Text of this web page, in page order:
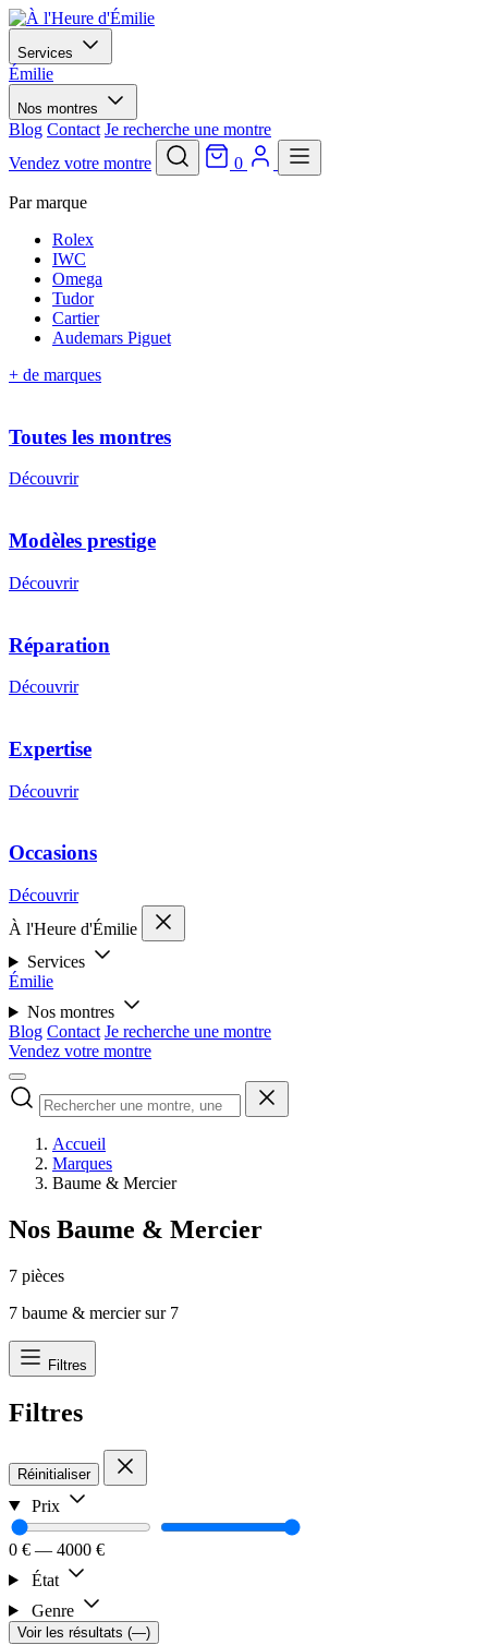
Services
Émilie
Nos montres
Blog Contact Je recherche une montre
Vendez votre montre
0
Par marque
Rolex
IWC
Omega
Tudor
Cartier
Audemars Piguet
+ de marques
Toutes les montres
Découvrir
Modèles prestige
Découvrir
Réparation
Découvrir
Expertise
Découvrir
Occasions
Découvrir
À l'Heure d'Émilie
Services
Émilie
Nos montres
Blog Contact Je recherche une montre
Vendez votre montre
Accueil
Marques
Baume & Mercier
Nos Baume & Mercier
7 pièces
7 baume & mercier sur 7
Filtres
Filtres
Réinitialiser
Prix
0 € — 4000 €
État
Genre
Voir les résultats (—)